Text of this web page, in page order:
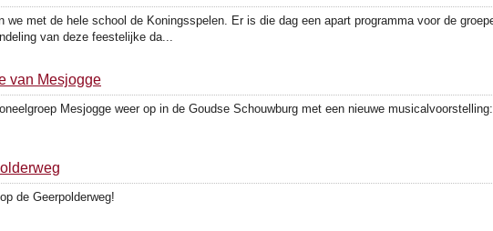
we met de hele school de Koningsspelen. Er is die dag een apart programma voor de
van deze feestelijke da...
van Mesjogge
Mesjogge weer op in de Goudse Schouwburg met een nieuwe
de Geerpolderweg!